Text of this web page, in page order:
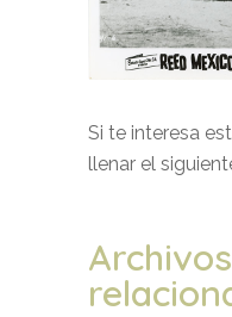
Si te interesa
llenar el
Archivos